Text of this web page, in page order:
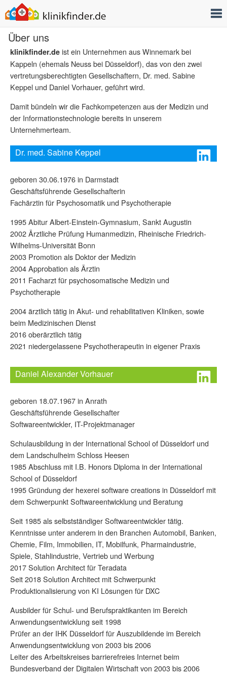
Über uns
klinikfinder.de ist ein Unternehmen aus Winnemark bei
Kappeln (ehemals Neuss bei Düsseldorf), das von den zwei
vertretungsberechtigten Gesellschaftern, Dr. med. Sabine
Keppel und Daniel Vorhauer, geführt wird.
Damit bündeln wir die Fachkompetenzen aus der Medizin und
der Informationstechnologie bereits in unserem
Unternehmerteam.
Dr. med. Sabine Keppel
geboren 30.06.1976 in Darmstadt
Geschäftsführende Gesellschafterin
Fachärztin für Psychosomatik und Psychotherapie
1995 Abitur Albert-Einstein-Gymnasium, Sankt Augustin
2002 Ärztliche Prüfung Humanmedizin, Rheinische Friedrich-
Wilhelms-Universität Bonn
2003 Promotion als Doktor der Medizin
2004 Approbation als Ärztin
2011 Facharzt für psychosomatische Medizin und
Psychotherapie
2004 ärztlich tätig in Akut- und rehabilitativen Kliniken, sowie
beim Medizinischen Dienst
2016 oberärztlich tätig
2021 niedergelassene Psychotherapeutin in eigener Praxis
Daniel Alexander Vorhauer
geboren 18.07.1967 in Anrath
Geschäftsführende Gesellschafter
Softwareentwickler, IT-Projektmanager
Schulausbildung in der International School of Düsseldorf und
dem Landschulheim Schloss Heesen
1985 Abschluss mit I.B. Honors Diploma in der International
School of Düsseldorf
1995 Gründung der hexerei software creations in Düsseldorf mit
dem Schwerpunkt Softwareentwicklung und Beratung
Seit 1985 als selbstständiger Softwareentwickler tätig.
Kenntnisse unter anderem in den Branchen Automobil, Banken,
Chemie, Film, Immobilien, IT, Mobilfunk, Pharmaindustrie,
Spiele, Stahlindustrie, Vertrieb und Werbung
2017 Solution Architect für Teradata
Seit 2018 Solution Architect mit Schwerpunkt
Produktionalisierung von KI Lösungen für DXC
Ausbilder für Schul- und Berufspraktikanten im Bereich
Anwendungsentwicklung seit 1998
Prüfer an der IHK Düsseldorf für Auszubildende im Bereich
Anwendungsentwicklung von 2003 bis 2006
Leiter des Arbeitskreises barrierefreies Internet beim
Bundesverband der Digitalen Wirtschaft von 2003 bis 2006